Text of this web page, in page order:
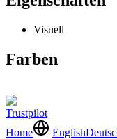
Visuell
Farben
Trustpilot
Home
English